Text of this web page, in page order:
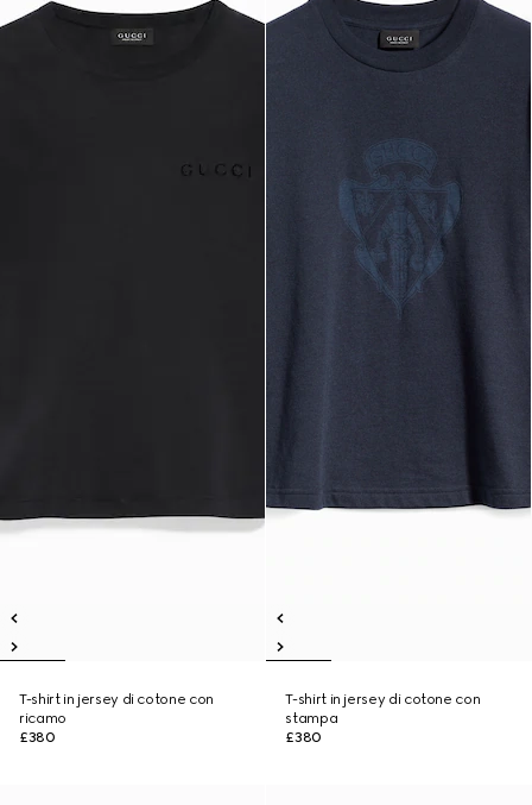
T-shirt in jersey di cotone con
ricamo
£380
T-shirt in jersey di cotone con
stampa
£380